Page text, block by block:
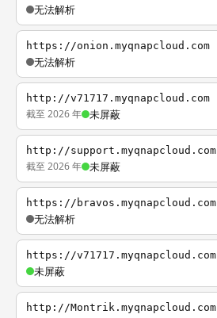
无法解析
https://onion.myqnapcloud.com
无法解析
http://v71717.myqnapcloud.com
截至 2026 年 未屏蔽
http://support.myqnapcloud.com
截至 2026 年 未屏蔽
https://bravos.myqnapcloud.com
无法解析
https://v71717.myqnapcloud.com
未屏蔽
http://Montrik.myqnapcloud.com